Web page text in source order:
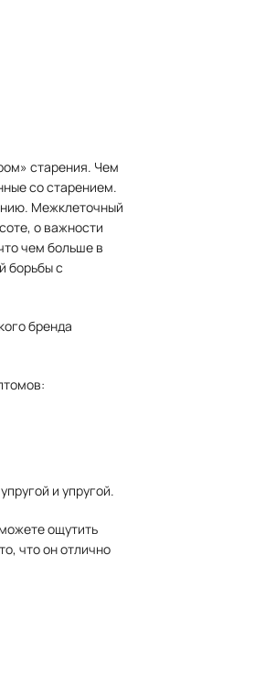
старения. Чем
со старением.
Межклеточный
о важности
чем больше в
борьбы с
бренда
и упругой.
ощутить
что он отлично